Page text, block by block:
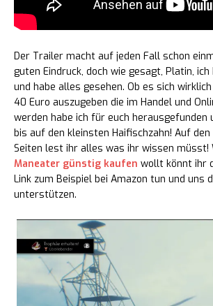
Der Trailer macht auf jeden Fall schon
guten Eindruck, doch wie gesagt, Platin, ich
und habe alles gesehen. Ob es sich
40 Euro auszugeben die im Handel und
werden habe ich für euch herausgefunden
bis auf den kleinsten Haifischzahn! Auf den
Seiten lest ihr alles was ihr wissen müsst!
Maneater günstig kaufen wollt könnt ihr
Link zum Beispiel bei Amazon tun und uns
unterstützen.